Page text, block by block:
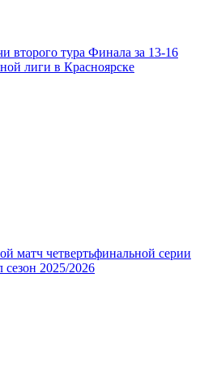
второго тура Финала за 13-16
лиги в Красноярске
матч четвертьфинальной серии
2025/2026